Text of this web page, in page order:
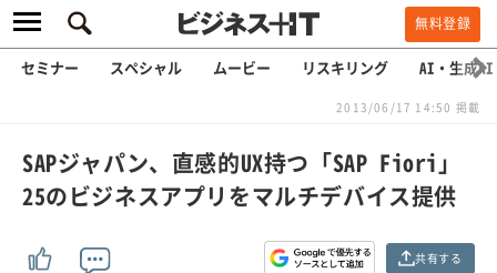
無料登録
セミナー スペシャル ムービー リスキリング AI・生成AI
2013/06/17 14:50 掲載
SAPジャパン、直感的UX持つ「SAP Fiori」
25のビジネスアプリをマルチデバイス提供
共有する